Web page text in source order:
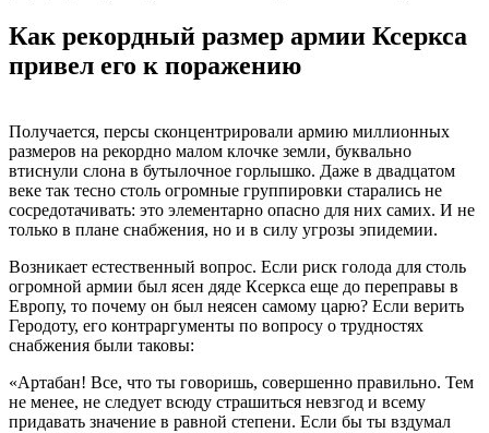
Как рекордный размер армии Ксеркса
привел его к поражению
Получается, персы сконцентрировали армию миллионных
размеров на рекордно малом клочке земли, буквально
втиснули слона в бутылочное горлышко. Даже в двадцатом
веке так тесно столь огромные группировки старались не
сосредотачивать: это элементарно опасно для них самих. И не
только в плане снабжения, но и в силу угрозы эпидемии.
Возникает естественный вопрос. Если риск голода для столь
огромной армии был ясен дяде Ксеркса еще до переправы в
Европу, то почему он был неясен самому царю? Если верить
Геродоту, его контраргументы по вопросу о трудностях
снабжения были таковы:
«Артабан! Все, что ты говоришь, совершенно правильно. Тем
не менее, не следует всюду страшиться невзгод и всему
придавать значение в равной степени. Если бы ты вздумал